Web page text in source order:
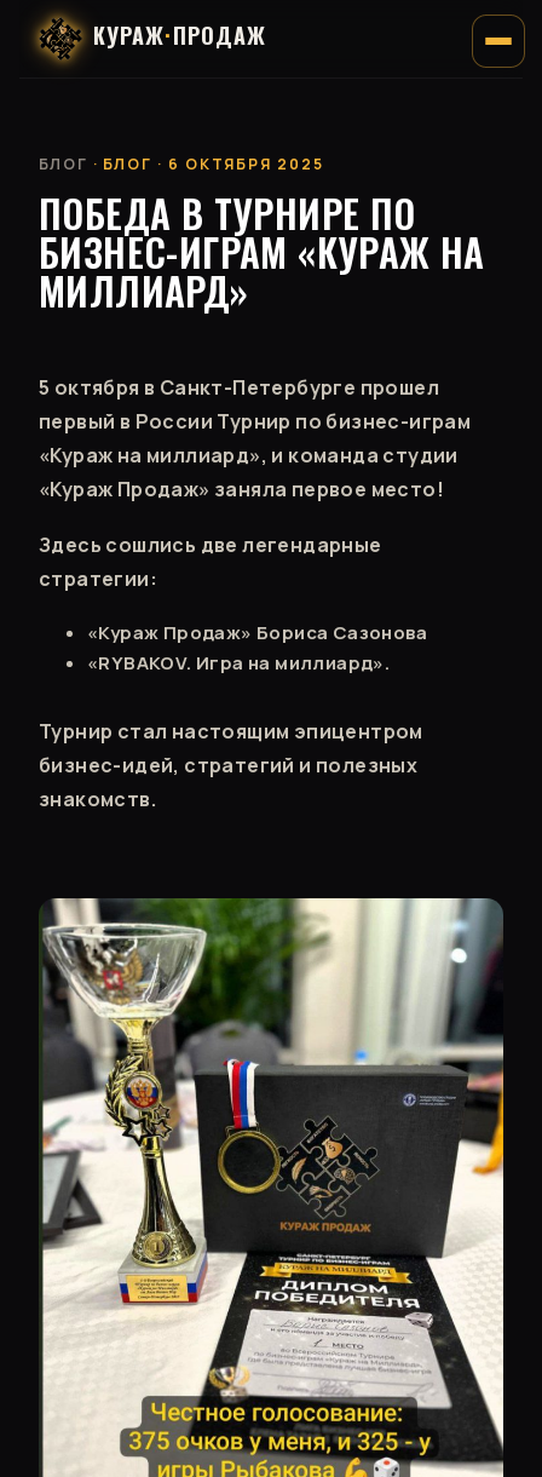
КУРАЖ·ПРОДАЖ
БЛОГ · БЛОГ · 6 ОКТЯБРЯ 2025
ПОБЕДА В ТУРНИРЕ ПО
БИЗНЕС-ИГРАМ «КУРАЖ НА
МИЛЛИАРД»
5 октября в Санкт-Петербурге прошел
первый в России Турнир по бизнес-играм
«Кураж на миллиард», и команда студии
«Кураж Продаж» заняла первое место!
Здесь сошлись две легендарные
стратегии:
«Кураж Продаж» Бориса Сазонова
«RYBAKOV. Игра на миллиард».
Турнир стал настоящим эпицентром
бизнес-идей, стратегий и полезных
знакомств.